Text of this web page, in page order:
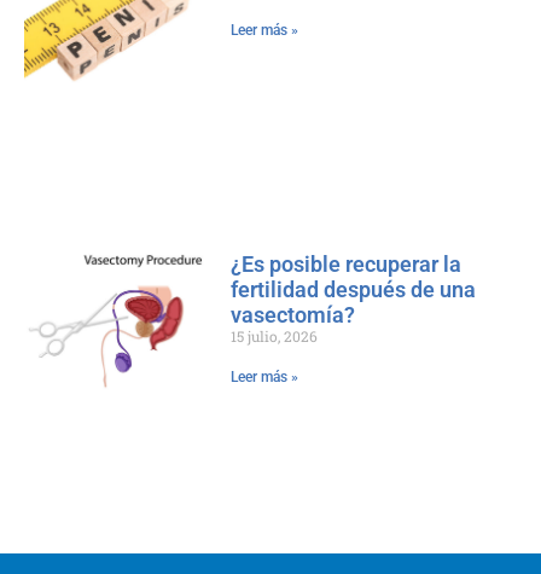
Leer más »
¿Es posible recuperar la
fertilidad después de una
vasectomía?
15 julio, 2026
Leer más »